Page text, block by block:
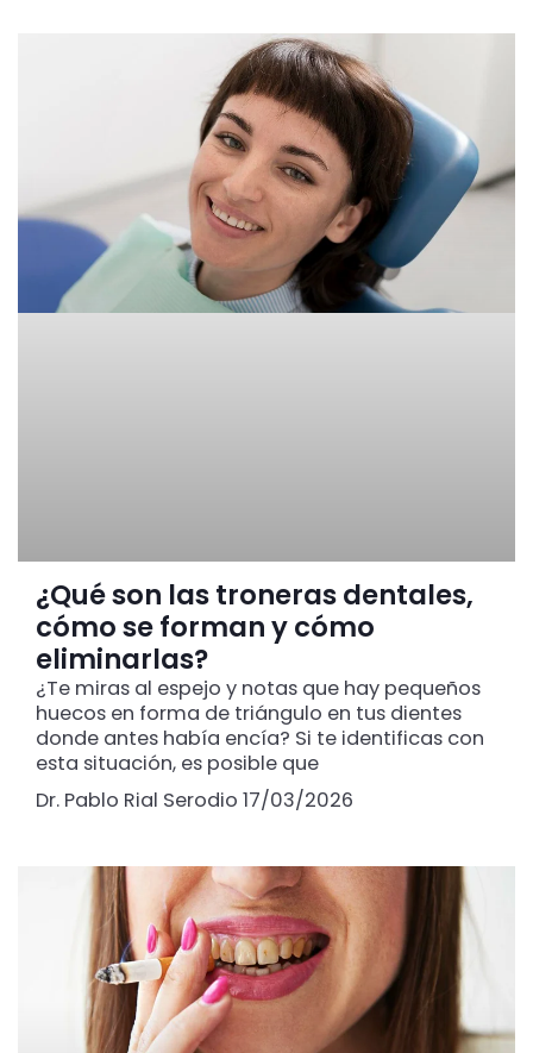
¿Qué son las troneras dentales,
cómo se forman y cómo
eliminarlas?
¿Te miras al espejo y notas que hay pequeños
huecos en forma de triángulo en tus dientes
donde antes había encía? Si te identificas con
esta situación, es posible que
Dr. Pablo Rial Serodio 17/03/2026